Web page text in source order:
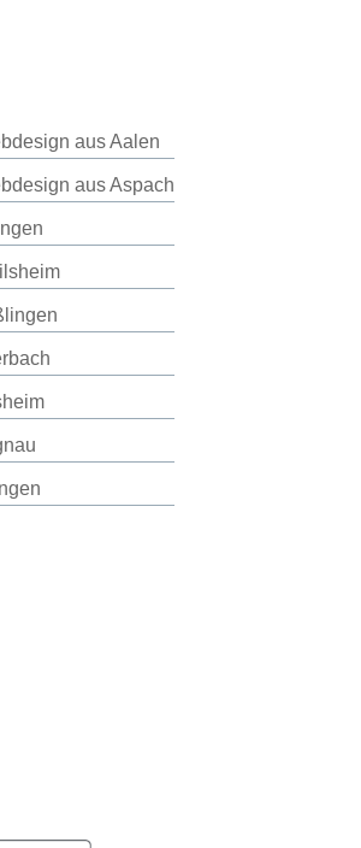
aus Aalen
aus Aspach